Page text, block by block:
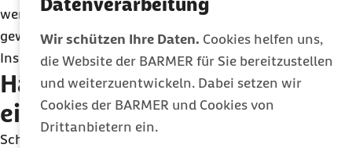
Wir schützen Ihre Daten. Cookies helfen uns,
die Website der BARMER für Sie bereitzustellen
und weiterzuentwickeln. Dabei setzen wir
Cookies der BARMER und Cookies von
Drittanbietern ein.
werden. Erst, wenn diese Maßnahmen nicht zum
gewünschten Erfolg führen, ist eine
Insulintherapie notwendig“, so Petzold.
Häufige Begleiterscheinung
einer Schwangerschaft
Schwangerschafts- oder Gestationsdiabetes ist